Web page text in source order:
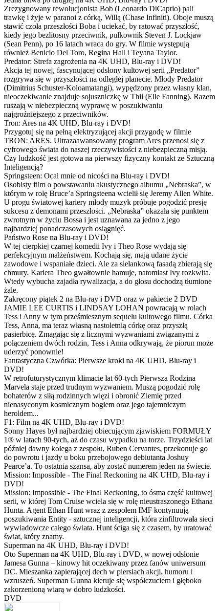
Zrezygnowany rewolucjonista Bob (Leonardo DiCaprio) pali
trawkę i żyje w paranoi z córką, Willą (Chase Infiniti). Oboje muszą
stawić czoła przeszłości Boba i uciekać, by ratować przyszłość,
kiedy jego bezlitosny przeciwnik, pułkownik Steven J. Lockjaw
(Sean Penn), po 16 latach wraca do gry. W filmie występują
również Benicio Del Toro, Regina Hall i Teyana Taylor.
Predator: Strefa zagrożenia na 4K UHD, Blu-ray i DVD!
Akcja tej nowej, fascynującej odsłony kultowej serii „Predator”
rozgrywa się w przyszłości na odległej planecie. Młody Predator
(Dimitrius Schuster-Koloamatangi), wypędzony przez własny klan,
nieoczekiwanie znajduje sojuszniczkę w Thii (Elle Fanning). Razem
ruszają w niebezpieczną wyprawę w poszukiwaniu
najgroźniejszego z przeciwników.
Tron: Ares na 4K UHD, Blu-ray i DVD!
Przygotuj się na pełną elektryzującej akcji przygodę w filmie
TRON: ARES. Ultrazaawansowany program Ares przenosi się z
cyfrowego świata do naszej rzeczywistości z niebezpieczną misją.
Czy ludzkość jest gotowa na pierwszy fizyczny kontakt ze Sztuczną
Inteligencją?
Springsteen: Ocal mnie od nicości na Blu-ray i DVD!
Osobisty film o powstawaniu akustycznego albumu „Nebraska”, w
którym w rolę Bruce’a Springsteena wcielił się Jeremy Allen White.
U progu światowej kariery młody muzyk próbuje pogodzić presję
sukcesu z demonami przeszłości. „Nebraska” okazała się punktem
zwrotnym w życiu Bossa i jest uznawana za jedno z jego
najbardziej ponadczasowych osiągnięć.
Państwo Rose na Blu-ray i DVD!
W tej cierpkiej czarnej komedii Ivy i Theo Rose wydają się
perfekcyjnym małżeństwem. Kochają się, mają udane życie
zawodowe i wspaniałe dzieci. Ale za sielankową fasadą zbierają się
chmury. Kariera Theo gwałtownie hamuje, natomiast Ivy rozkwita.
Wtedy wybucha zajadła rywalizacja, a do głosu dochodzą tłumione
żale.
Zakręcony piątek 2 na Blu-ray i DVD oraz w pakiecie 2 DVD
JAMIE LEE CURTIS i LINDSAY LOHAN powracają w rolach
Tess i Anny w tym prześmiesznym sequelu kultowego filmu. Córka
Tess, Anna, ma teraz własną nastoletnią córkę oraz przyszłą
pasierbicę. Zmagając się z licznymi wyzwaniami związanymi z
połączeniem dwóch rodzin, Tess i Anna odkrywają, że piorun może
uderzyć ponownie!
Fantastyczna Czwórka: Pierwsze kroki na 4K UHD, Blu-ray i
DVD!
W retrofuturystycznym klimacie lat 60-tych Pierwsza Rodzina
Marvela staje przed trudnym wyzwaniem. Muszą pogodzić rolę
bohaterów z siłą rodzinnych więzi i obronić Ziemię przed
nienasyconym kosmicznym bogiem oraz jego tajemniczym
heroldem...
F1: Film na 4K UHD, Blu-ray i DVD!
Sonny Hayes był najbardziej obiecującym zjawiskiem FORMUŁY
1® w latach 90-tych, aż do czasu wypadku na torze. Trzydzieści lat
później dawny kolega z zespołu, Ruben Cervantes, przekonuje go
do powrotu i jazdy u boku przebojowego debiutanta Joshuy
Pearce’a. To ostatnia szansa, aby zostać numerem jeden na świecie.
Mission: Impossible - The Final Reckoning na 4K UHD, Blu-ray i
DVD!
Mission: Impossible - The Final Reckoning, to ósma część kultowej
serii, w której Tom Cruise wciela się w rolę nieustraszonego Ethana
Hunta. Agent Ethan Hunt wraz z zespołem IMF kontynuują
poszukiwania Entity - sztucznej inteligencji, która zinfiltrowała sieci
wywiadowcze całego świata. Hunt ściga się z czasem, by uratować
świat, który znamy.
Superman na 4K UHD, Blu-ray i DVD!
Oto Superman na 4K UHD, Blu-ray i DVD, w nowej odsłonie
Jamesa Gunna – kinowy hit oczekiwany przez fanów uniwersum
DC. Mieszanka zapierającej dech w piersiach akcji, humoru i
wzruszeń. Superman Gunna kieruje się współczuciem i głęboko
zakorzenioną wiarą w dobro ludzkości.
DVD